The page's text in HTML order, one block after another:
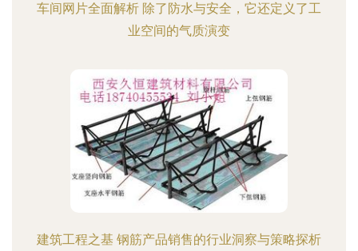
车间网片全面解析 除了防水与安全，它还定义了工
业空间的气质演变
建筑工程之基 钢筋产品销售的行业洞察与策略探析